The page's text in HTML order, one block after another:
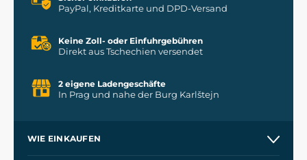
PayPal, Kreditkarte und DPD-Versand
Keine Zoll- oder Einfuhrgebühren
Direkt aus Tschechien versendet
2 eigene Ladengeschäfte
In Prag und nahe der Burg Karlštejn
WIE EINKAUFEN